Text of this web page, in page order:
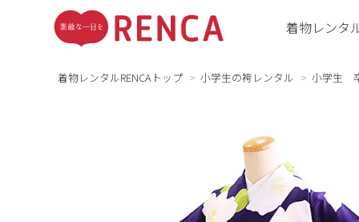
着物レンタ
着物レンタルRENCAトップ 小学生の袴レンタル 小学生